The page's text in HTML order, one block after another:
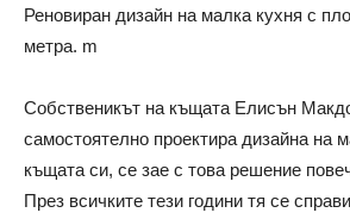
Реновиран дизайн на малка кухня с
метра. m
Собственикът на къщата Елисън
самостоятелно проектира дизайна на
къщата си, се зае с това решение
През всичките тези години тя се